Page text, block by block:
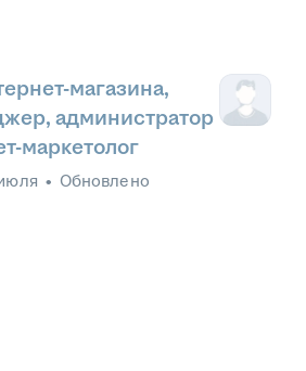
магазина,
администратор
маркетолог
• Обновлено